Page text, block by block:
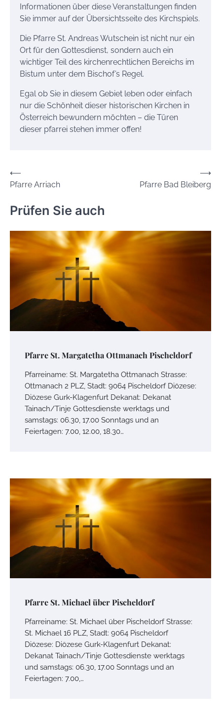
Informationen über diese Veranstaltungen finden
Sie immer auf der Übersichtsseite des Kirchspiels.
Die Pfarre St. Andreas Wutschein ist nicht nur ein
Ort für den Gottesdienst, sondern auch ein
wichtiger Teil des kirchenrechtlichen Bereichs im
Bistum unter dem Bischof’s Regel.
Egal ob Sie in diesem Gebiet leben oder einfach
nur die Schönheit dieser historischen Kirchen in
Österreich bewundern möchten – die Türen
dieser pfarrei stehen immer offen!
Beitrags-
Navigation
⟵
Pfarre Arriach
Pfarre Bad Bleiberg
⟶
Prüfen Sie auch
Pfarre St. Margatetha Ottmanach Pischeldorf
Pfarreiname: St. Margatetha Ottmanach Strasse:
Ottmanach 2 PLZ, Stadt: 9064 Pischeldorf Diözese:
Diözese Gurk-Klagenfurt Dekanat: Dekanat
Tainach/Tinje Gottesdienste werktags und
samstags: 06.30, 17.00 Sonntags und an
Feiertagen: 7.00, 12.00, 18.30…
Pfarre St. Michael über Pischeldorf
Pfarreiname: St. Michael über Pischeldorf Strasse:
St. Michael 16 PLZ, Stadt: 9064 Pischeldorf
Diözese: Diözese Gurk-Klagenfurt Dekanat:
Dekanat Tainach/Tinje Gottesdienste werktags
und samstags: 06.30, 17.00 Sonntags und an
Feiertagen: 7.00,…